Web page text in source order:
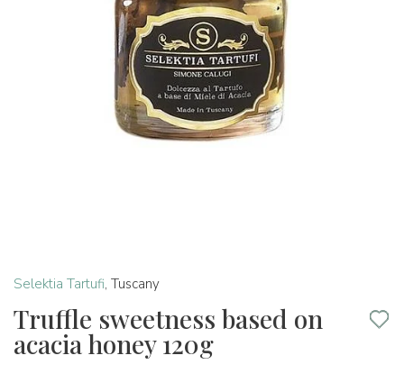
Selektia Tartufi, Tuscany
Truffle sweetness based on
acacia honey 120g